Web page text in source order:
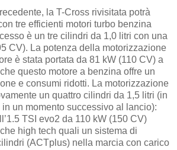
la T-Cross rivisitata potrà
tre efficienti motori turbo benzina
è un tre cilindri da 1,0 litri con una
CV). La potenza della motorizzazione
è stata portata da 81 kW (110 CV) a
questo motore a benzina offre un
e consumi ridotti. La motorizzazione
un quattro cilindri da 1,5 litri (in
in un momento successivo al lancio):
TSI evo2 da 110 kW (150 CV)
high tech quali un sistema di
(ACTplus) nella marcia con carico